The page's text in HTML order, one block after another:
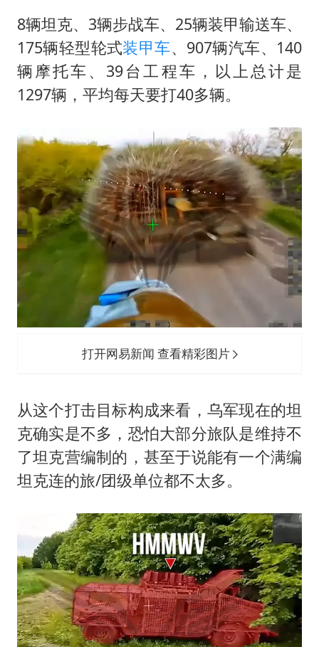
8辆坦克、3辆步战车、25辆装甲输送车、
175辆轻型轮式装甲车、907辆汽车、140
辆摩托车、39台工程车，以上总计是
1297辆，平均每天要打40多辆。
打开网易新闻 查看精彩图片
从这个打击目标构成来看，乌军现在的坦
克确实是不多，恐怕大部分旅队是维持不
了坦克营编制的，甚至于说能有一个满编
坦克连的旅/团级单位都不太多。